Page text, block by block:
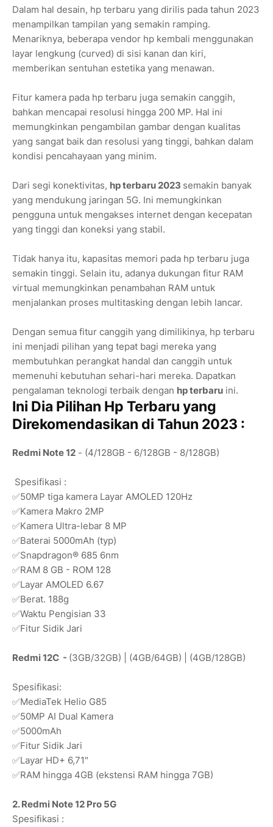
Dalam hal desain, hp terbaru yang dirilis pada tahun 2023
menampilkan tampilan yang semakin ramping.
Menariknya, beberapa vendor hp kembali menggunakan
layar lengkung (curved) di sisi kanan dan kiri,
memberikan sentuhan estetika yang menawan.
Fitur kamera pada hp terbaru juga semakin canggih,
bahkan mencapai resolusi hingga 200 MP. Hal ini
memungkinkan pengambilan gambar dengan kualitas
yang sangat baik dan resolusi yang tinggi, bahkan dalam
kondisi pencahayaan yang minim.
Dari segi konektivitas, hp terbaru 2023 semakin banyak
yang mendukung jaringan 5G. Ini memungkinkan
pengguna untuk mengakses internet dengan kecepatan
yang tinggi dan koneksi yang stabil.
Tidak hanya itu, kapasitas memori pada hp terbaru juga
semakin tinggi. Selain itu, adanya dukungan fitur RAM
virtual memungkinkan penambahan RAM untuk
menjalankan proses multitasking dengan lebih lancar.
Dengan semua fitur canggih yang dimilikinya, hp terbaru
ini menjadi pilihan yang tepat bagi mereka yang
membutuhkan perangkat handal dan canggih untuk
memenuhi kebutuhan sehari-hari mereka. Dapatkan
pengalaman teknologi terbaik dengan hp terbaru ini.
Ini Dia Pilihan Hp Terbaru yang
Direkomendasikan di Tahun 2023 :
Redmi Note 12 - (4/128GB - 6/128GB - 8/128GB)
Spesifikasi :
✅50MP tiga kamera Layar AMOLED 120Hz
✅Kamera Makro 2MP
✅Kamera Ultra-lebar 8 MP
✅Baterai 5000mAh (typ)
✅Snapdragon® 685 6nm
✅RAM 8 GB - ROM 128
✅Layar AMOLED 6.67
✅Berat. 188g
✅Waktu Pengisian 33
✅Fitur Sidik Jari
Redmi 12C - (3GB/32GB) | (4GB/64GB) | (4GB/128GB)
Spesifikasi:
✅MediaTek Helio G85
✅50MP AI Dual Kamera
✅5000mAh
✅Fitur Sidik Jari
✅Layar HD+ 6,71"
✅RAM hingga 4GB (ekstensi RAM hingga 7GB)
2. Redmi Note 12 Pro 5G
Spesifikasi :